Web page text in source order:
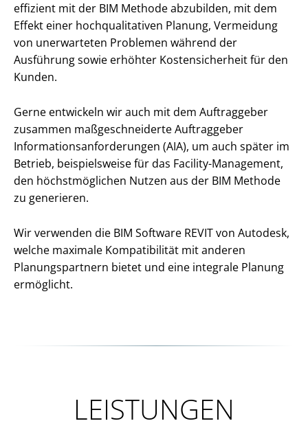
effizient mit der BIM Methode abzubilden, mit dem
Effekt einer hochqualitativen Planung, Vermeidung
von unerwarteten Problemen während der
Ausführung sowie erhöhter Kostensicherheit für den
Kunden.
Gerne entwickeln wir auch mit dem Auftraggeber
zusammen maßgeschneiderte Auftraggeber
Informationsanforderungen (AIA), um auch später im
Betrieb, beispielsweise für das Facility-Management,
den höchstmöglichen Nutzen aus der BIM Methode
zu generieren.
Wir verwenden die BIM Software REVIT von Autodesk,
welche maximale Kompatibilität mit anderen
Planungspartnern bietet und eine integrale Planung
ermöglicht.
LEISTUNGEN